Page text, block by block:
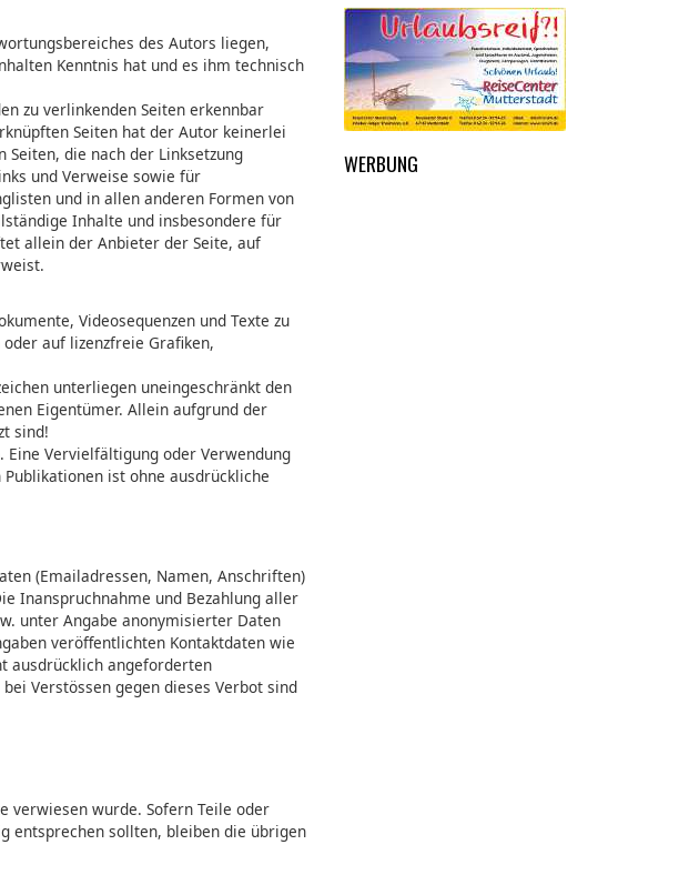
des Autors liegen,
Kenntnis hat und es ihm technisch
zu verlinkenden Seiten erkennbar
Seiten hat der Autor keinerlei
die nach der Linksetzung
und Verweise sowie für
und in allen anderen Formen von
Inhalte und insbesondere für
allein der Anbieter der Seite, auf
Videosequenzen und Texte zu
auf lizenzfreie Grafiken,
unterliegen uneingeschränkt den
Eigentümer. Allein aufgrund der
sind!
Vervielfältigung oder Verwendung
ist ohne ausdrückliche
(Emailadressen, Namen, Anschriften)
Inanspruchnahme und Bezahlung aller
unter Angabe anonymisierter Daten
veröffentlichten Kontaktdaten wie
ausdrücklich angeforderten
Verstössen gegen dieses Verbot sind
verwiesen wurde. Sofern Teile oder
entsprechen sollten, bleiben die übrigen
WERBUNG